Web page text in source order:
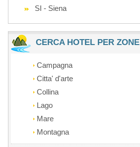
SI - Siena
CERCA HOTEL PER ZONE
Campagna
Citta' d'arte
Collina
Lago
Mare
Montagna